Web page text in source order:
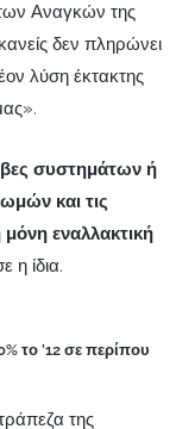
Αναγκών της
δεν πληρώνει
λύση έκτακτης
συστημάτων ή
και τις
εναλλακτική
η ίδια.
το ’12 σε περίπου
της